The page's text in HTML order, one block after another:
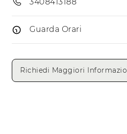
Guarda Orari
Lunedì
Richiedi Maggiori